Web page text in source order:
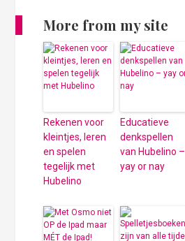
More from my site
Rekenen voor
kleintjes, leren
en spelen
tegelijk met
Hubelino
Educatieve
denkspellen
van Hubelino –
yay or nay